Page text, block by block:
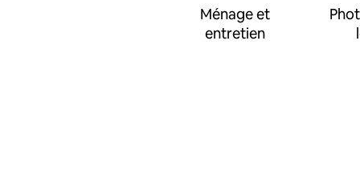
Ménage et
entretien